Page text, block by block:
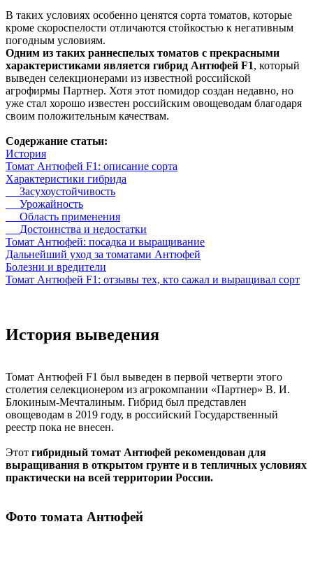
В таких условиях особенно ценятся сорта томатов, которые
кроме скороспелости отличаются стойкостью к негативным
погодным условиям.
Одним из таких раннеспелых томатов с прекрасными
характеристиками является гибрид Антюфей F1, который
выведен селекционерами из известной российской
агрофирмы Партнер. Хотя этот помидор создан недавно, но
уже стал хорошо известен российским овощеводам благодаря
своим положительным качествам.
Содержание статьи:
История
Томат Антюфей F1: описание сорта
Характеристики гибрида
Засухоустойчивость
Урожайность
Область применения
Достоинства и недостатки
Томат Антюфей: посадка и выращивание
Дальнейший уход за томатами Антюфей
Болезни и вредители
Томат Антюфей F1: отзывы тех, кто сажал и выращивал сорт
История выведения
Томат Антюфей F1 был выведен в первой четверти этого
столетия селекционером из агрокомпании «Партнер» В. И.
Блокиным-Мечталиным. Гибрид был представлен
овощеводам в 2019 году, в российский Государственный
реестр пока не внесен.
Этот гибридный томат Антюфей рекомендован для
выращивания в открытом грунте и в тепличных условиях
практически на всей территории России.
Фото томата Антюфей